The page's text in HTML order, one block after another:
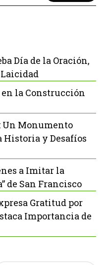
Día de la Oración,
Laicidad
en la Construcción
Un Monumento
Historia y Desafíos
a Imitar la
de San Francisco
Gratitud por
Importancia de